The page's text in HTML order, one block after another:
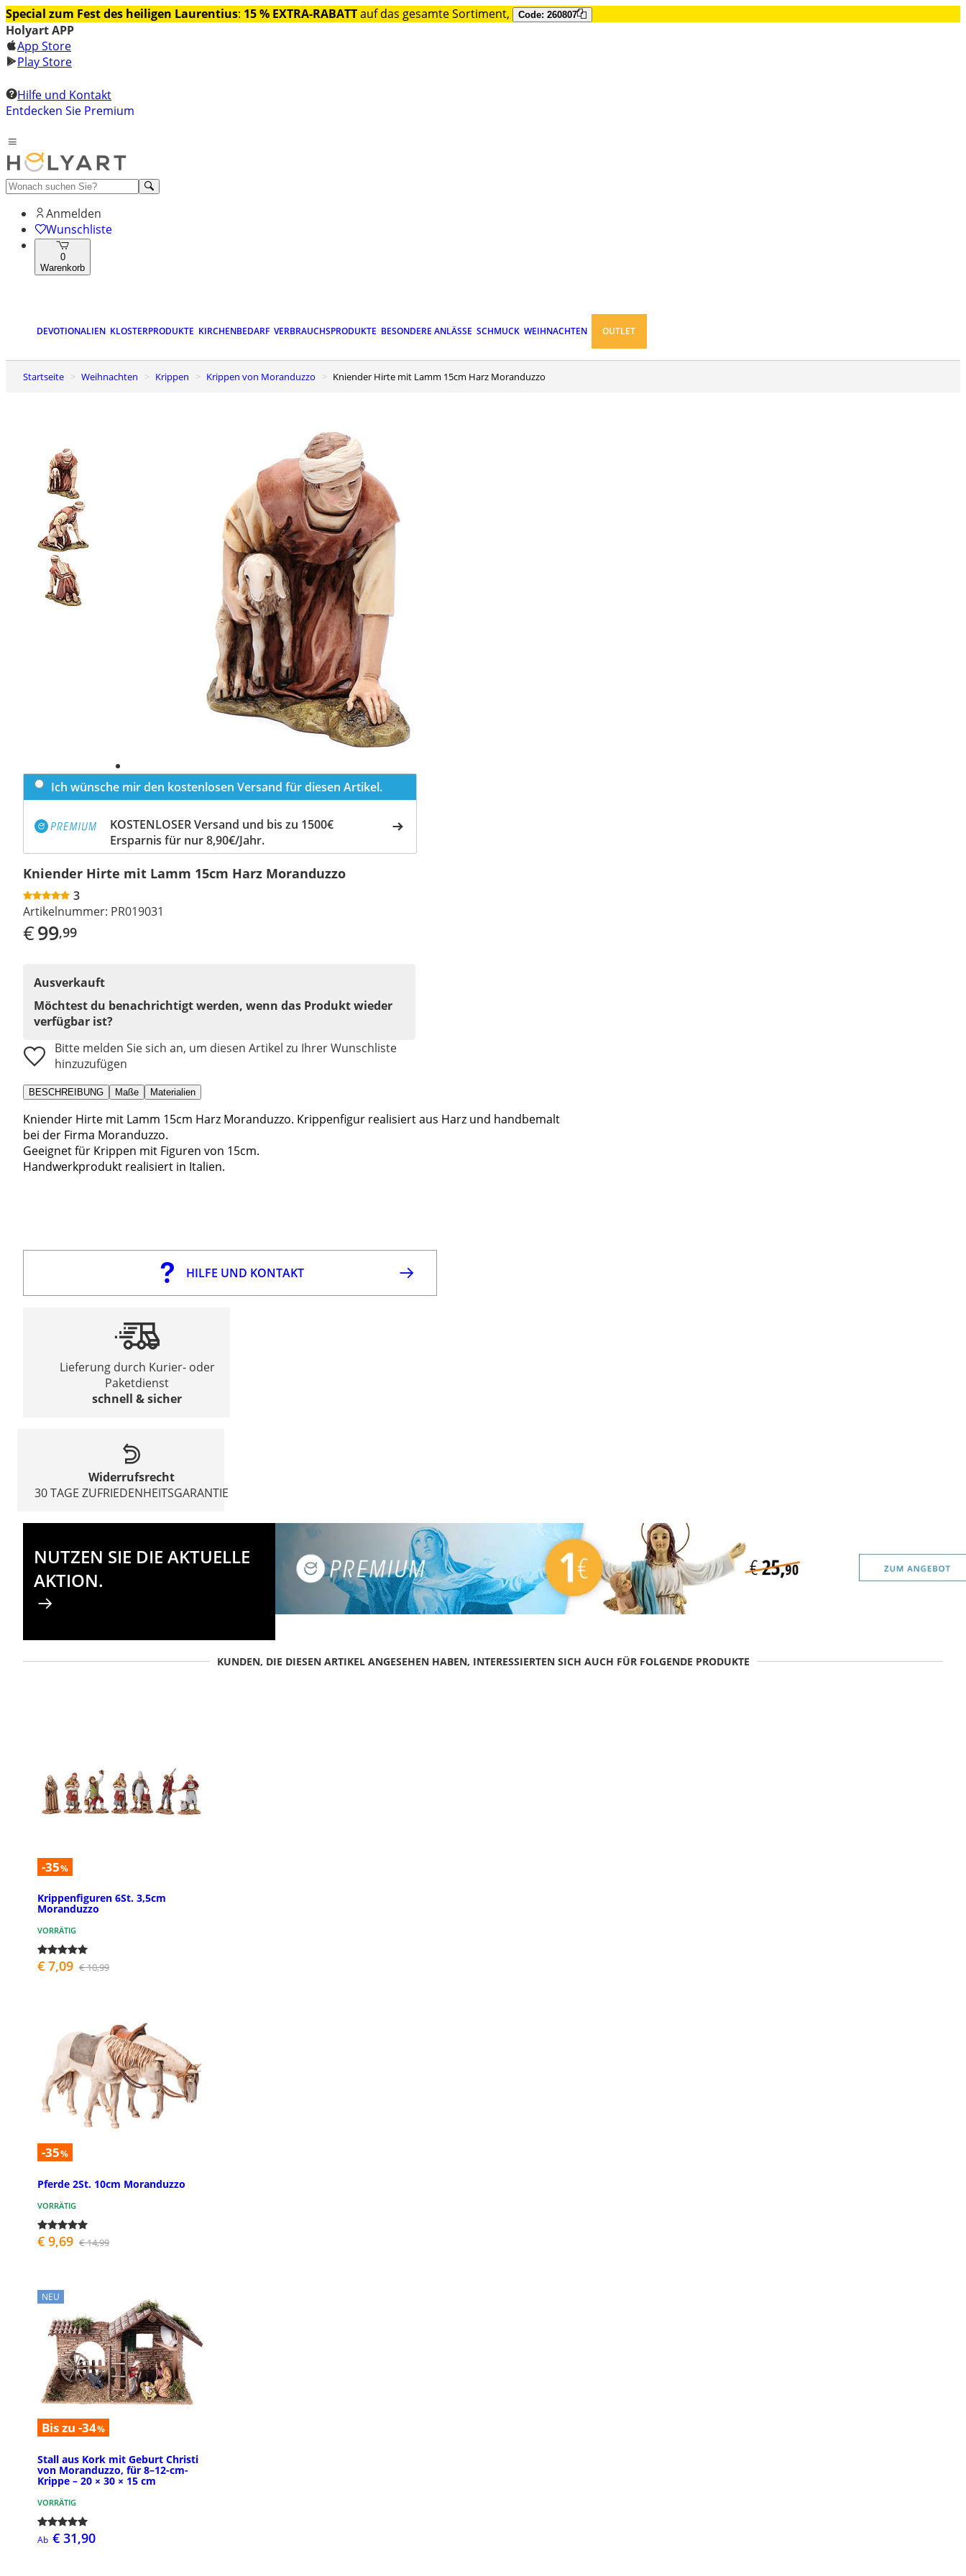
Special zum Fest des heiligen Laurentius: 15 % EXTRA-RABATTauf das gesamte Sortiment, Code: 260807
Holyart APP
App Store
Play Store
Hilfe und Kontakt
Entdecken Sie Premium
Anmelden
Wunschliste
0
Warenkorb
DEVOTIONALIEN KLOSTERPRODUKTE KIRCHENBEDARF VERBRAUCHSPRODUKTE BESONDERE ANLÄSSE SCHMUCK WEIHNACHTEN OUTLET
Startseite Weihnachten Krippen Krippen von Moranduzzo Kniender Hirte mit Lamm 15cm Harz Moranduzzo
Ich wünsche mir den kostenlosen Versand für diesen Artikel.
KOSTENLOSER Versand und bis zu 1500€
Ersparnis für nur 8,90€/Jahr.
Kniender Hirte mit Lamm 15cm Harz Moranduzzo
3
Artikelnummer: PR019031
€99,99
Ausverkauft
Möchtest du benachrichtigt werden, wenn das Produkt wieder
verfügbar ist?
Bitte melden Sie sich an, um diesen Artikel zu Ihrer Wunschliste
hinzuzufügen
BESCHREIBUNG Maße Materialien
Kniender Hirte mit Lamm 15cm Harz Moranduzzo. Krippenfigur realisiert aus Harz und handbemalt
bei der Firma Moranduzzo.
Geeignet für Krippen mit Figuren von 15cm.
Handwerkprodukt realisiert in Italien.
HILFE UND KONTAKT
Lieferung durch Kurier- oder
Paketdienst
schnell & sicher
Widerrufsrecht
30 TAGE ZUFRIEDENHEITSGARANTIE
NUTZEN SIE DIE AKTUELLE
AKTION.
KUNDEN, DIE DIESEN ARTIKEL ANGESEHEN HABEN, INTERESSIERTEN SICH AUCH FÜR FOLGENDE PRODUKTE
-35%
Krippenfiguren 6St. 3,5cm
Moranduzzo
VORRÄTIG
€ 7,09 € 10,99
-35%
Pferde 2St. 10cm Moranduzzo
VORRÄTIG
€ 9,69 € 14,99
NEU
Bis zu -34%
Stall aus Kork mit Geburt Christi
von Moranduzzo, für 8–12-cm-
Krippe – 20 × 30 × 15 cm
VORRÄTIG
Ab € 31,90